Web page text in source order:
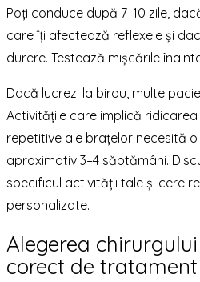
Poți conduce după 7–10 zile,
care îți afectează reflexele și
durere. Testează mișcările
Dacă lucrezi la birou, multe
Activitățile care implică
repetitive ale brațelor necesită
aproximativ 3–4 săptămâni.
specificul activității tale și cere
personalizate.
Alegerea
corect de tratament